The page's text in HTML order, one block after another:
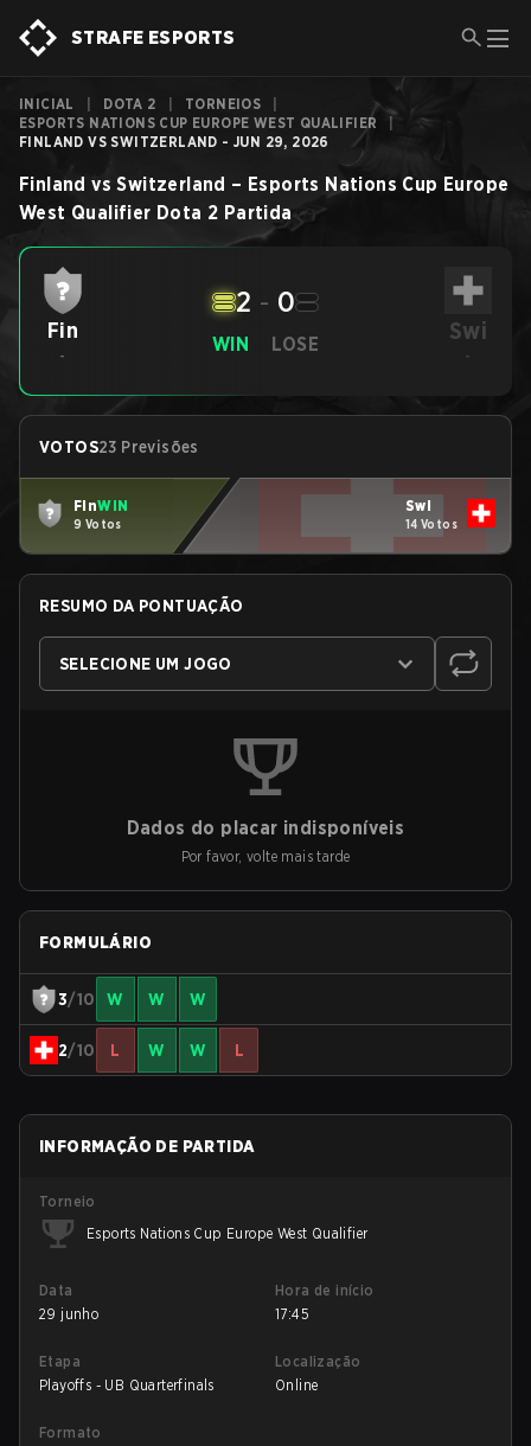
STRAFE ESPORTS
INICIAL DOTA 2 TORNEIOS
ESPORTS NATIONS CUP EUROPE WEST QUALIFIER
FINLAND VS SWITZERLAND - JUN 29, 2026
Finland vs Switzerland – Esports Nations Cup Europe
West Qualifier Dota 2 Partida
Fin
-
WIN
2 - 0
LOSE Swi
-
VOTOS23 Previsões
FinWIN
9 Votos
Swi
14 Votos
RESUMO DA PONTUAÇÃO
SELECIONE UM JOGO
Dados do placar indisponíveis
Por favor, volte mais tarde
FORMULÁRIO
3/10 W W W
2/10 L W W L
INFORMAÇÃO DE PARTIDA
Torneio
Esports Nations Cup Europe West Qualifier
Data
29 junho
Hora de início
17:45
Etapa
Playoffs - UB Quarterfinals
Localização
Online
Formato